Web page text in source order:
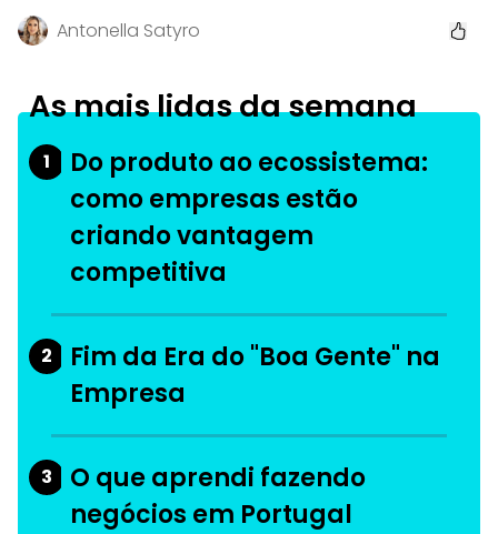
Antonella Satyro
As mais lidas da semana
1
Do produto ao ecossistema:
como empresas estão
criando vantagem
competitiva
2
Fim da Era do "Boa Gente" na
Empresa
3
O que aprendi fazendo
negócios em Portugal